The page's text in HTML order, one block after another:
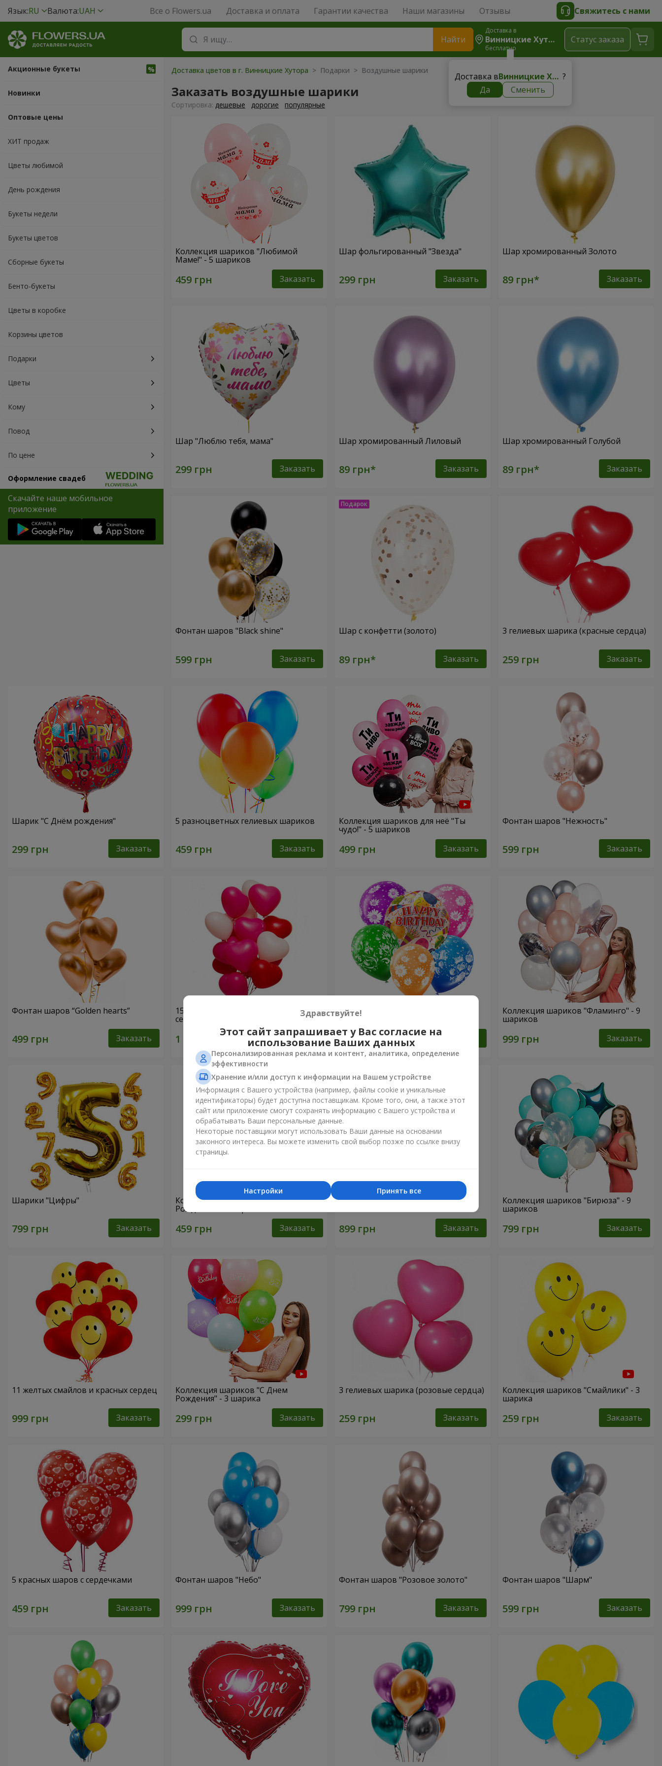
Язык:RU Валюта:UAH Все о Flowers.ua Доставка и оплата Гарантии качества Наши магазины Отзывы Свяжитесь с нами
Найти
Доставка в
Винницкие Хутора
бесплатно
Доставка в Винницкие Хутора ?
Да
Сменить
Cтатус заказа
Акционные букеты
Новинки
Оптовые цены
ХИТ продаж
Цветы любимой
День рождения
Букеты недели
Букеты цветов
Сборные букеты
Бенто-букеты
Цветы в коробке
Корзины цветов
Подарки
Цветы
Кому
Повод
По цене
Оформление свадеб
Скачайте наше мобильное
приложение
Доставка цветов в г. Винницкие Хутора > Подарки > Воздушные шарики
Заказать воздушные шарики
Cортировка: дешевые дорогие популярные
Коллекция шариков "Любимой
Маме!" - 5 шариков
Заказать
Шар фольгированный "Звезда"
Заказать
Шар хромированный Золото
Заказать
Шар "Люблю тебя, мама"
Заказать
Шар хромированный Лиловый
Заказать
Шар хромированный Голубой
Заказать
Фонтан шаров "Black shine"
Заказать
Шар с конфетти (золото)
Заказать
3 гелиевых шарика (красные сердца)
Заказать
Шарик "С Днём рождения"
Заказать
5 разноцветных гелиевых шариков
Заказать
Коллекция шариков для неё "Ты
чудо!" - 5 шариков
Заказать
Фонтан шаров "Нежность"
Заказать
Фонтан шаров “Golden hearts”
Заказать
15 гелиевых шариков (в форме
сердец)
Заказать
Микс гелиевых шариков "C Днем
Рождения"
Коллекция шариков "Фламинго" - 9
шариков
Заказать
Шарики "Цифры"
Заказать
Коллекция шариков "С Днем
Рождения!"- 5 шариков
Заказать
Микс смайлов "C Днем Рождения"
Заказать
Коллекция шариков "Бирюза" - 9
шариков
Заказать
11 желтых смайлов и красных сердец
Заказать
Коллекция шариков "С Днем
Рождения" - 3 шарика
Заказать
3 гелиевых шарика (розовые сердца)
Заказать
Коллекция шариков "Смайлики" - 3
шарика
Заказать
5 красных шаров с сердечками
Заказать
Фонтан шаров "Небо"
Заказать
Фонтан шаров "Розовое золото"
Заказать
Фонтан шаров "Шарм"
Заказать
Здравствуйте!
Этот сайт запрашивает у Вас согласие на
использование Ваших данных
Персонализированная реклама и контент, аналитика, определение
эффективности
Хранение и/или доступ к информации на Вашем устройстве
Информация с Вашего устройства (например, файлы cookie и уникальные
идентификаторы) будет доступна поставщикам. Кроме того, они, а также этот
сайт или приложение смогут сохранять информацию с Вашего устройства и
обрабатывать Ваши персональные данные.
Некоторые поставщики могут использовать Ваши данные на основании
законного интереса. Вы можете изменить свой выбор позже по ссылке внизу
страницы.
Принять все
Настройки